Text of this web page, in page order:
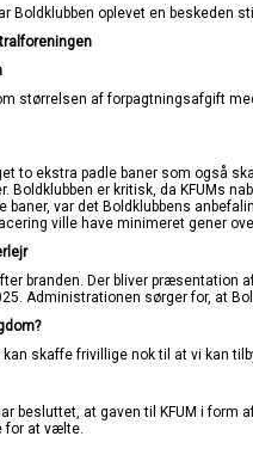
Boldklubben oplevet en beskeden
størrelsen af forpagtningsafgift
to ekstra padle baner som også
Boldklubben er kritisk, da KFUMs
var det Boldklubbens
ville have minimeret gener
branden. Der bliver præsentation
Administrationen sørger for, at
skaffe frivillige nok til at vi kan
besluttet, at gaven til KFUM i
for at vælte.